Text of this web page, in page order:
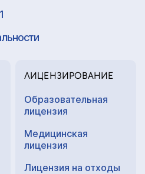
ЛИЦЕНЗИРОВАНИЕ
Образовательная
лицензия
Медицинская
лицензия
Лицензия на отходы